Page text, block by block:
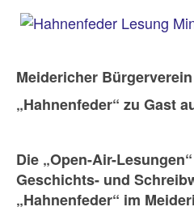
Meidericher
„Hahnenfeder“ zu Gast
Die „Open-Air-
Geschichts- und
„Hahnenfeder“ im